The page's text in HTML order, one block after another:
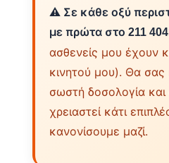
⚠️ Σε κάθε οξύ
με πρώτα στο211
ασθενείς μου έχουν
κινητού μου). Θα σας
σωστή δοσολογία
χρειαστεί κάτι
κανονίσουμε μαζί.